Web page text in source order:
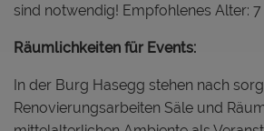
sind notwendig! Empfohlenes Alter: 7
Räumlichkeiten für Events:
In der Burg Hasegg stehen nach
Renovierungsarbeiten Säle und